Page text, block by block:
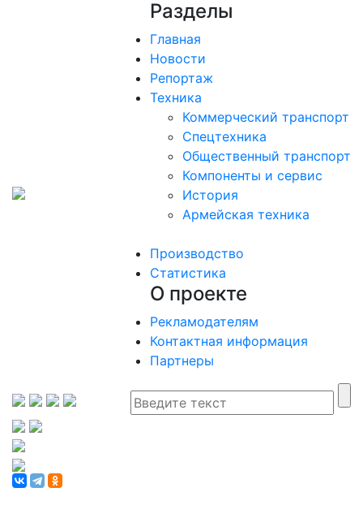
Разделы
Главная
Новости
Репортаж
Техника
Коммерческий транспорт
Спецтехника
Общественный транспорт
Компоненты и сервис
История
Армейская техника
Производство
Статистика
О проекте
Рекламодателям
Контактная информация
Партнеры